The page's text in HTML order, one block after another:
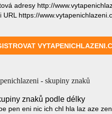
adresy http://
URL https://
- skupiny znaků
znaků podle délky
pen eni nic ich chl hla laz aze